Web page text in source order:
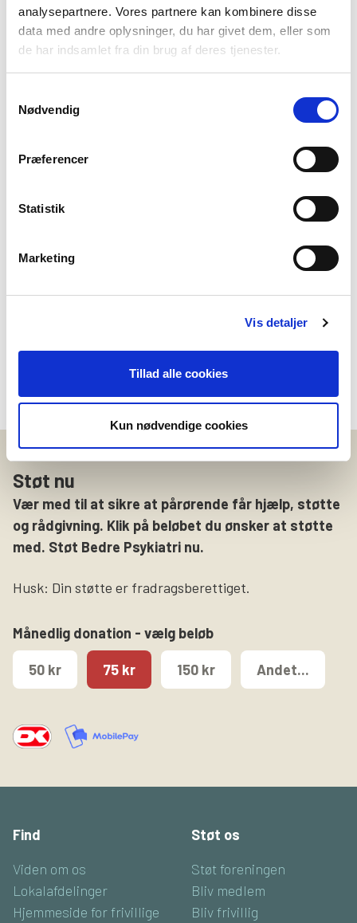
analysepartnere. Vores partnere kan kombinere disse
data med andre oplysninger, du har givet dem, eller som
de har indsamlet fra din brug af deres tjenester.
Nødvendig
Præferencer
Statistik
Marketing
Vis detaljer
Tillad alle cookies
Kun nødvendige cookies
Det er ikke for at ændre reglerne om, at man som
ansat i sundhedsvæsenet har tavshedspligt. Det er for
at gøre det klart for personalet, hvad de gerne må og
Norge, hvor loven ligner den danske meget. I
psykiatrien i Norge har de gennem længere tid har
arbejdet systematisk med pårørendeinddragelse og
undervisning i de etiske problemstillinger, der ligger i,
de pårørende omvendt har en forventning om at blive
Ministeren skal melde tilbage til Folketinget, hvad de
Støt nu
Vær med til at sikre at pårørende får hjælp, støtte
og rådgivning. Klik på beløbet du ønsker at støtte
med. Støt Bedre Psykiatri nu.
Husk: Din støtte er fradragsberettiget.
Månedlig donation - vælg beløb
50 kr 75 kr 150 kr Andet...
Find
Viden om os
Lokalafdelinger
Hjemmeside for frivillige
Støt os
Støt foreningen
Bliv medlem
Bliv frivillig